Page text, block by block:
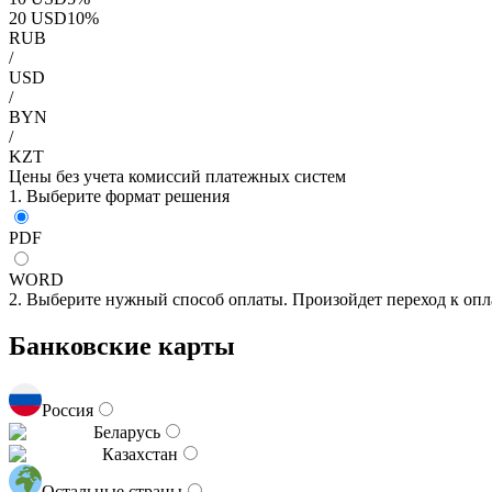
20 USD10%
RUB
/
USD
/
BYN
/
KZT
Цены без учета комиссий платежных систем
1. Выберите формат решения
PDF
WORD
2. Выберите нужный способ оплаты. Произойдет переход к
Банковские карты
Россия
Беларусь
Казахстан